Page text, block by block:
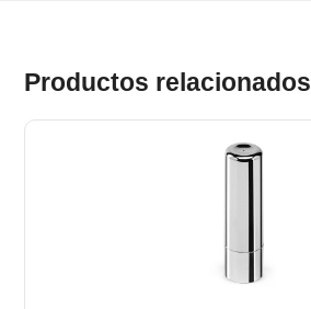
Productos relacionados